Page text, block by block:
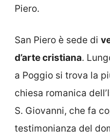
Piero.
San Piero è sede di
d’arte cristiana.
a Poggio si trova la
chiesa romanica
S. Giovanni, che fa
testimonianza del